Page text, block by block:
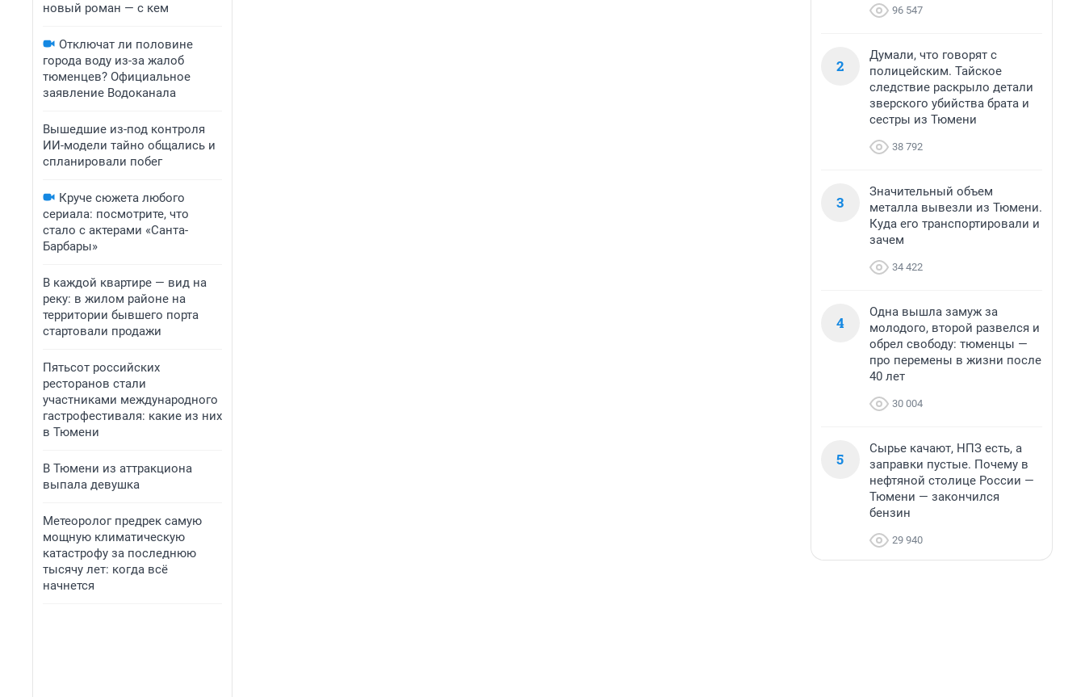
новый роман — с кем
Отключат ли половине
города воду из-за жалоб
тюменцев? Официальное
заявление Водоканала
Вышедшие из-под контроля
ИИ-модели тайно общались и
спланировали побег
Круче сюжета любого
сериала: посмотрите, что
стало с актерами «Санта-
Барбары»
В каждой квартире — вид на
реку: в жилом районе на
территории бывшего порта
стартовали продажи
Пятьсот российских
ресторанов стали
участниками международного
гастрофестиваля: какие из них
в Тюмени
В Тюмени из аттракциона
выпала девушка
Метеоролог предрек самую
мощную климатическую
катастрофу за последнюю
тысячу лет: когда всё
начнется
96 547
2
Думали, что говорят с
полицейским. Тайское
следствие раскрыло детали
зверского убийства брата и
сестры из Тюмени
38 792
3
Значительный объем
металла вывезли из Тюмени.
Куда его транспортировали и
зачем
34 422
4
Одна вышла замуж за
молодого, второй развелся и
обрел свободу: тюменцы —
про перемены в жизни после
40 лет
30 004
5
Сырье качают, НПЗ есть, а
заправки пустые. Почему в
нефтяной столице России —
Тюмени — закончился
бензин
29 940